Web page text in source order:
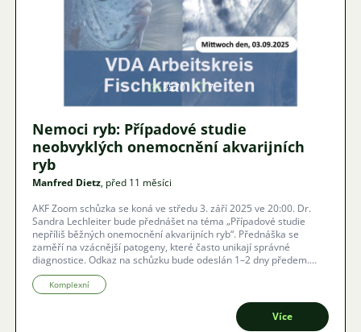
Obrázek
3570 7
Nemoci ryb: Případové studie
neobvyklých onemocnění akvarijních
ryb
Manfred Dietz, před 11 měsíci
AKF Zoom schůzka se koná ve středu 3. září 2025 ve 20:00. Dr.
Sandra Lechleiter bude přednášet na téma „Případové studie
nepříliš běžných onemocnění akvarijních ryb“. Přednáška se
zaměří na vzácnější patogeny, které často unikají správné
diagnostice. Odkaz na schůzku bude odeslán 1–2 dny předem.
Pokud máte zájem o české titulky, dejte vědět na e-mail: ak-
fischkrankheiten@vda-online.de.
Komplexní
Více